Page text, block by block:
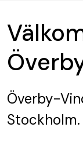
Överby-
Stockholm.